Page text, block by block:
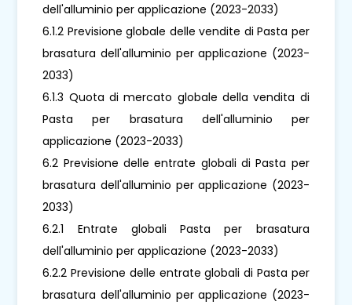
dell'alluminio per applicazione (2023-2033)
6.1.2 Previsione globale delle vendite di Pasta per
brasatura dell'alluminio per applicazione (2023-
2033)
6.1.3 Quota di mercato globale della vendita di
Pasta per brasatura dell'alluminio per
applicazione (2023-2033)
6.2 Previsione delle entrate globali di Pasta per
brasatura dell'alluminio per applicazione (2023-
2033)
6.2.1 Entrate globali Pasta per brasatura
dell'alluminio per applicazione (2023-2033)
6.2.2 Previsione delle entrate globali di Pasta per
brasatura dell'alluminio per applicazione (2023-